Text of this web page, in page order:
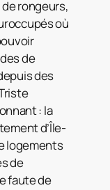
rongeurs,
où
de
des
: la
d’Île-
logements
de
faute de